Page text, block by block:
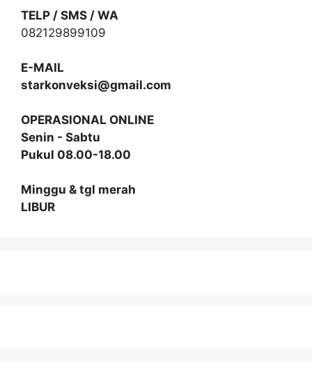
TELP / SMS / WA
082129899109
E-MAIL
starkonveksi@gmail.com
OPERASIONAL ONLINE
Senin - Sabtu
Pukul 08.00-18.00
Minggu & tgl merah
LIBUR